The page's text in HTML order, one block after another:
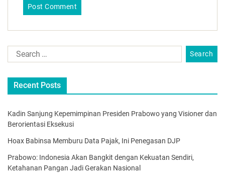
Recent Posts
Kadin Sanjung Kepemimpinan Presiden Prabowo yang Visioner dan
Berorientasi Eksekusi
Hoax Babinsa Memburu Data Pajak, Ini Penegasan DJP
Prabowo: Indonesia Akan Bangkit dengan Kekuatan Sendiri,
Ketahanan Pangan Jadi Gerakan Nasional